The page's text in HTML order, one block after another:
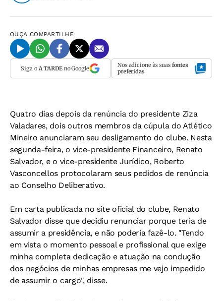
OUÇA COMPARTILHE
Siga o A TARDEno Google Nos adicione às suas fontes
preferidas
Quatro dias depois da renúncia do presidente Ziza
Valadares, dois outros membros da cúpula do Atlético
Mineiro anunciaram seu desligamento do clube. Nesta
segunda-feira, o vice-presidente Financeiro, Renato
Salvador, e o vice-presidente Jurídico, Roberto
Vasconcellos protocolaram seus pedidos de renúncia
ao Conselho Deliberativo.
Em carta publicada no site oficial do clube, Renato
Salvador disse que decidiu renunciar porque teria de
assumir a presidência, e não poderia fazê-lo. "Tendo
em vista o momento pessoal e profissional que exige
minha completa dedicação e atuação na condução
dos negócios de minhas empresas me vejo impedido
de assumir o cargo", disse.